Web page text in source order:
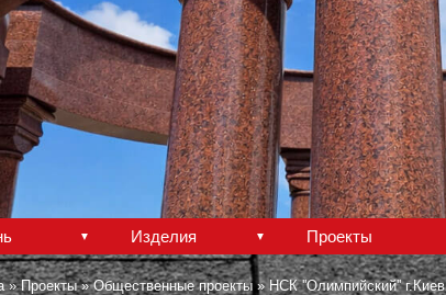
Изделия Проекты
»Проекты»Общественные проекты »НСК ''Олимпийский'' г.Киев